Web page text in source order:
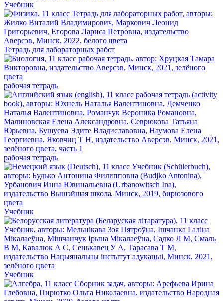
Учебник
Тетрадь для лабораторных работ
рабочая тетрадь
рабочая тетрадь
Учебник
Учебник